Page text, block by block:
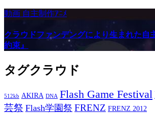
動画 自主制作ｱﾆﾒ
クラウドファンデングにより生まれた自
約束』
タグクラウド
512kb AKIRA DNA Flash Game Festival
芸祭 Flash学園祭 FRENZ FRENZ 2012